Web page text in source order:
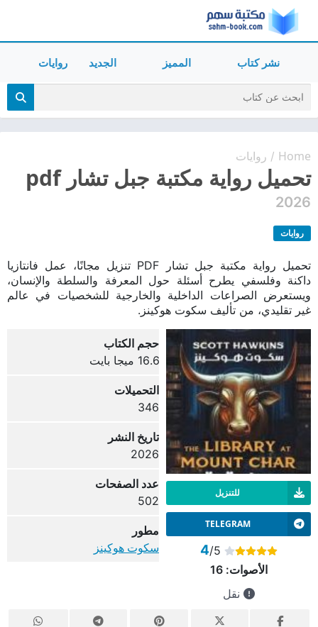
نشر كتاب المميز الجديد روايات
Home
/ روايات
تحميل رواية مكتبة جبل تشار pdf
2026
روايات
تحميل رواية مكتبة جبل تشار PDF تنزيل مجانًا، عمل فانتازيا
داكنة وفلسفي يطرح أسئلة حول المعرفة والسلطة والإنسان،
ويستعرض الصراعات الداخلية والخارجية للشخصيات في عالم
غير تقليدي، من تأليف سكوت هوكينز.
للتنزيل
TELEGRAM
4/5
الأصوات:16
نقل
حجم الكتاب
16.6 ميجا بايت
التحميلات
346
تاريخ النشر
2026
عدد الصفحات
502
مطور
سكوت هوكينز